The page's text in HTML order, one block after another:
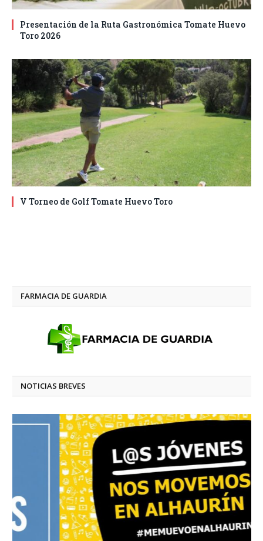
Presentación de la Ruta Gastronómica Tomate Huevo
Toro 2026
V Torneo de Golf Tomate Huevo Toro
FARMACIA DE GUARDIA
NOTICIAS BREVES